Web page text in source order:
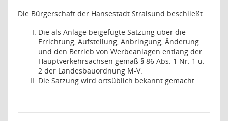
Die Bürgerschaft der Hansestadt Stralsund beschließt:
Die als Anlage beigefügte Satzung über die
Errichtung, Aufstellung, Anbringung, Änderung
und den Betrieb von Werbeanlagen entlang der
Hauptverkehrsachsen gemäß § 86 Abs. 1 Nr. 1 u.
2 der Landesbauordnung M-V.
Die Satzung wird ortsüblich bekannt gemacht.